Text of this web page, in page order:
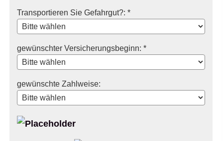
Transportieren Sie Gefahrgut?: *
gewünschter Versicherungsbeginn: *
gewünschte Zahlweise: